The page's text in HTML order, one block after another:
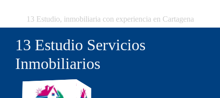
13 Estudio, inmobiliaria con experiencia en Cartagena
13 Estudio Servicios
Inmobiliarios